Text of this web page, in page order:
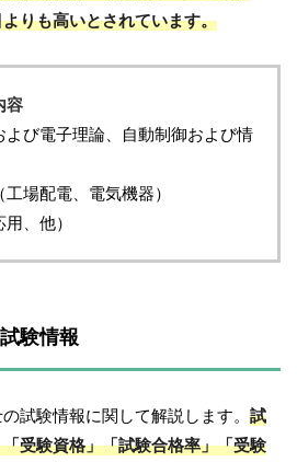
りも高いとされています。
容
よび電子理論、自動制御および情
場配電、電気機器）
、他）
験情報
試験情報に関して解説します。 試
受験資格」「試験合格率」「受験